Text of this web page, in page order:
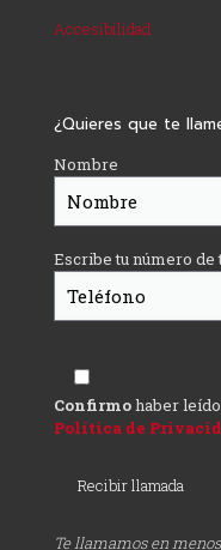
Accesibilidad
¿Quieres que te
Nombre
Escribe tu número de
Confirmohaber
Política de
Te llamamos en